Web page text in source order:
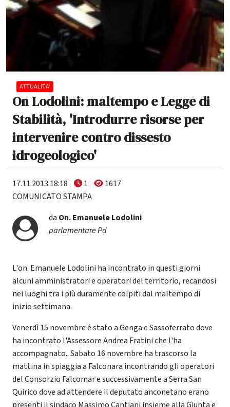
ATTUALITA'
On Lodolini: maltempo e Legge di
Stabilità, 'Introdurre risorse per
intervenire contro dissesto
idrogeologico'
17.11.2013 18:18 1
1617
COMUNICATO STAMPA
da On.Emanuele Lodolini
parlamentare Pd
L'on. Emanuele Lodolini ha incontrato in questi giorni
alcuni amministratori e operatori del territorio, recandosi
nei luoghi tra i più duramente colpiti dal maltempo di
inizio settimana.
Venerdì 15 novembre é stato a Genga e Sassoferrato dove
ha incontrato l'Assessore Andrea Fratini che l'ha
accompagnato.. Sabato 16 novembre ha trascorso la
mattina in spiaggia a Falconara incontrando gli operatori
del Consorzio Falcomar e successivamente a Serra San
Quirico dove ad attendere il deputato anconetano erano
presenti il sindaco Massimo Cantiani insieme alla Giunta e